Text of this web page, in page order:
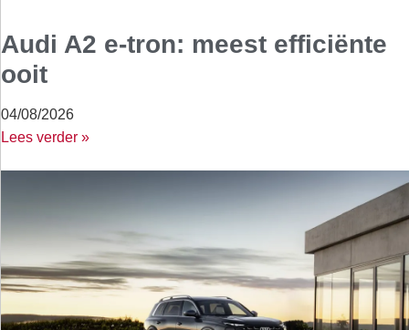
Audi A2 e-tron: meest efficiënte
ooit
04/08/2026
Lees verder »